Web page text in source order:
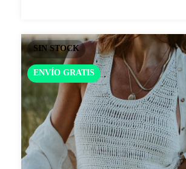
SIN STOCK
ENVÍO GRATIS